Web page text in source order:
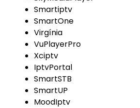
Smartiptv
SmartOne
Virgínia
VuPlayerPro
Xciptv
IptvPortal
SmartSTB
SmartUP
MoodIptv